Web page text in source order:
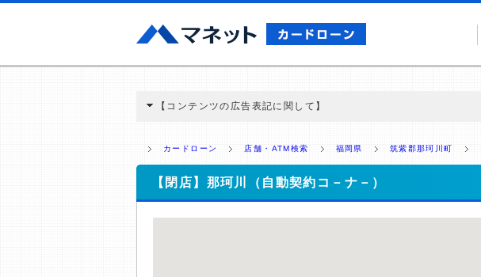
【コンテンツの広告表記に関して】
ミ収集などに基づき、公平性を担保した情報提供を行っています。
>提携企業一覧
カードローン 店舗・ATM検索 福岡県 筑紫郡那珂川町
【閉店】那珂川（自動契約コ－ナ－）